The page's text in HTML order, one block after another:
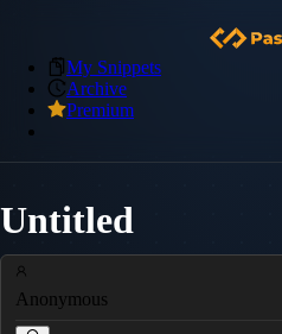
My Snippets
Archive
Premium
Untitled
Anonymous